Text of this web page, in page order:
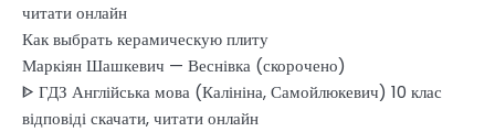
читати онлайн
Как выбрать керамическую плиту
Маркіян Шашкевич — Веснівка (скорочено)
ᐈ ГДЗ Англійська мова (Калініна, Самойлюкевич) 10 клас
відповіді скачати, читати онлайн